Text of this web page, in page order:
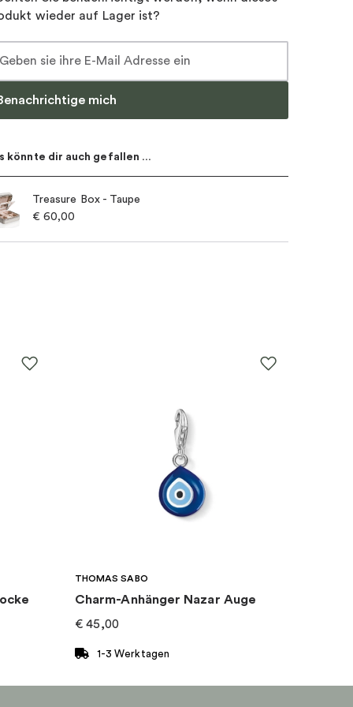
wieder auf Lager ist?
mich
könnte dir auch gefallen …
Treasure Box - Taupe
€ 60,00
THOMAS SABO
Charm-Anhänger Nazar Auge
€ 45,00
1-3 Werktagen